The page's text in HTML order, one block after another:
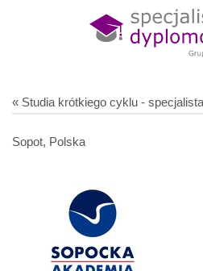
« Studia krótkiego cyklu -
Sopot, Polska